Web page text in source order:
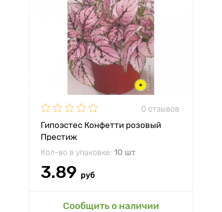
0 отзывов
Гипоэстес Конфетти розовый
Престиж
Кол-во в упаковке: 10 шт
3.89 руб
Сообщить о наличии